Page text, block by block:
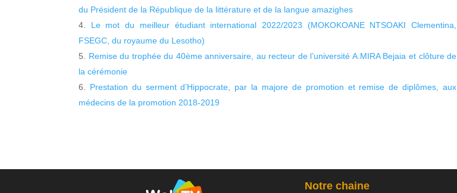
du Président de la République de la littérature et de la langue amazighes
Le mot du meilleur étudiant international 2022/2023 (MOKOKOANE NTSOAKI Clementina,
FSEGC, du royaume du Lesotho)
Remise du trophée du 40ème anniversaire, au recteur de l’université A.MIRA Bejaia et clôture de
la cérémonie
Prestation du serment d’Hippocrate, par la majore de promotion et remise de diplômes, aux
médecins de la promotion 2018-2019
Notre chaine